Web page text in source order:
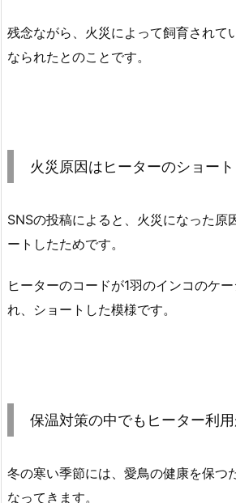
残念ながら、火災によって飼育されて
なられたとのことです。
火災原因はヒーターのショート
SNSの投稿によると、火災になった原
ートしたためです。
ヒーターのコードが1羽のインコのケ
れ、ショートした模様です。
保温対策の中でもヒーター利
冬の寒い季節には、愛鳥の健康を保つ
なってきます。